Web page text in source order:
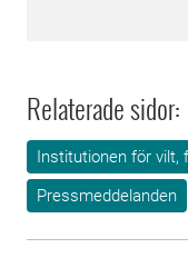
Relaterade sidor:
Institutionen för vilt,
Pressmeddelanden